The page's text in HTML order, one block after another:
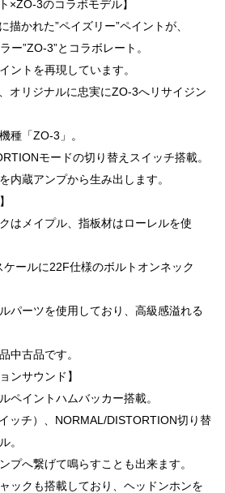
×ZO-3のコラボモデル】
描かれた”ペイズリー”ペイントが、
ー”ZO-3”とコラボレート。
ントを再現しています。
オリジナルに忠実にZO-3へリサイジン
種「ZO-3」。
モードの切り替えスイッチ搭載。
内蔵アンプから生み出します。
はメイプル、指板材はローレルを使
ールに22F仕様のボルトオンネック
パーツを使用しており、高級感溢れる
中古品です。
ンサウンド】
ペイントハムバッカー搭載。
ッチ）、NORMAL/DISTORTION切り替
。
プへ繋げて鳴らすことも出来ます。
ックも搭載しており、ヘッドンホンを